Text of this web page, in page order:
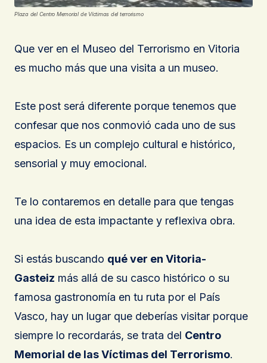
Plaza del Centro Memorial de Víctimas del terrorismo
Que ver en el Museo del Terrorismo en Vitoria
es mucho más que una visita a un museo.
Este post será diferente porque tenemos que
confesar que nos conmovió cada uno de sus
espacios. Es un complejo cultural e histórico,
sensorial y muy emocional.
Te lo contaremos en detalle para que tengas
una idea de esta impactante y reflexiva obra.
Si estás buscando qué ver en Vitoria-
Gasteiz más allá de su casco histórico o su
famosa gastronomía en tu ruta por el País
Vasco, hay un lugar que deberías visitar porque
siempre lo recordarás, se trata del Centro
Memorial de las Víctimas del Terrorismo.